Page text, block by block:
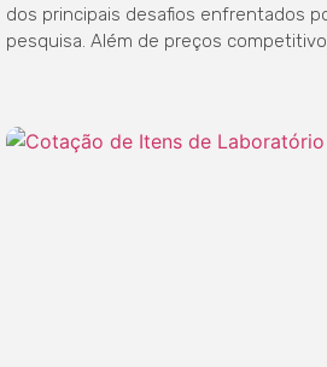
dos principais desafios enfrentados
pesquisa. Além de preços